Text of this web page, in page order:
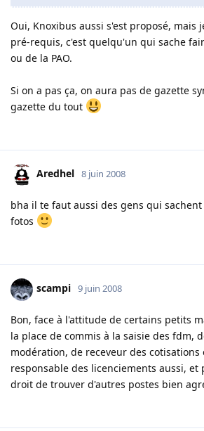
Oui, Knoxibus aussi s'est proposé, mais
pré-requis, c'est quelqu'un qui sache
ou de la PAO.
Si on a pas ça, on aura pas de gazette
gazette du tout
Aredhel 8 juin 2008
bha il te faut aussi des gens qui
fotos
scampi 9 juin 2008
Bon, face à l'attitude de certains petits
la place de commis à la saisie des fdm,
modération, de receveur des cotisations
responsable des licenciements aussi, et
droit de trouver d'autres postes bien